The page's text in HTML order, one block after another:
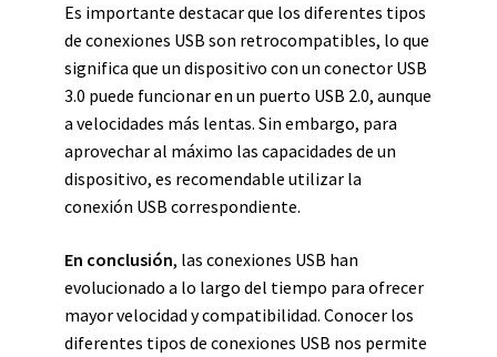
Es importante destacar que los diferentes tipos
de conexiones USB son retrocompatibles, lo que
significa que un dispositivo con un conector USB
3.0 puede funcionar en un puerto USB 2.0, aunque
a velocidades más lentas. Sin embargo, para
aprovechar al máximo las capacidades de un
dispositivo, es recomendable utilizar la
conexión USB correspondiente.
En conclusión, las conexiones USB han
evolucionado a lo largo del tiempo para ofrecer
mayor velocidad y compatibilidad. Conocer los
diferentes tipos de conexiones USB nos permite